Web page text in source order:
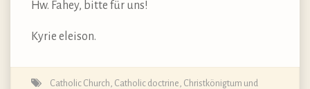
Hw. Fahey, bitte für uns!
Kyrie eleison.
Catholic Church Catholic doctrine Christkönigtum und